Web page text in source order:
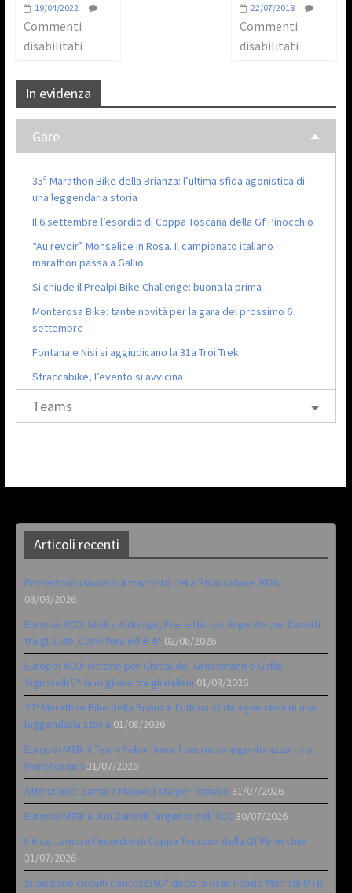
19/04/2022
Commenti
disabilitati
22/07/2018
Commenti
disabilitati
In evidenza
Gare
35ª Marathon Bike della Brianza: l’ultima sfida agonistica di
una leggendaria storia
Il 6 settembre l’esordio di Coppa Toscana della Gf Pinocchio
“Au revoir” Monselice in Rosa. Il campionato italiano
marathon passa a Gallio
Si chiude il Prealpi Bike Challenge: buona la prima
Monterosa Bike: tante novità per la gara del prossimo 6
settembre
Fontana e Nisi si aggiudicano la 31a Troi Trek
Straccabike, l’evento si avvicina
Teams
Articoli recenti
Procedono i lavori sul tracciato della Straccabike 2026
03/08/2026
Europei XCO: titoli a Aldridge, Frei e Hutter. Argento per Zanotti
tra gli Elite. Corvi fora ed è 4^ 02/08/2026
Europei XCO: vittorie per Ghibaudo, Grossmann e Gallis.
Signorelli 5^ la migliore tra gli italiani 01/08/2026
35ª Marathon Bike della Brianza: l’ultima sfida agonistica di una
leggendaria storia 01/08/2026
Europei MTB: il Team Relay firma il secondo argento azzurro a
Monteceneri 31/07/2026
Attenzione: Samara Maxwell sta per tornare 31/07/2026
Europei MTB: a Juri Zanotti l’argento nell’XCC 30/07/2026
Il 6 settembre l’esordio di Coppa Toscana della Gf Pinocchio
31/07/2026
Situazione circuiti Contest360° dopo la Gran Fondo Marradi MTB